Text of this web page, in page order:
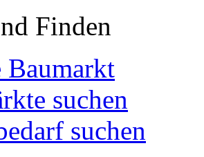
Finden
Baumarkt
suchen
suchen